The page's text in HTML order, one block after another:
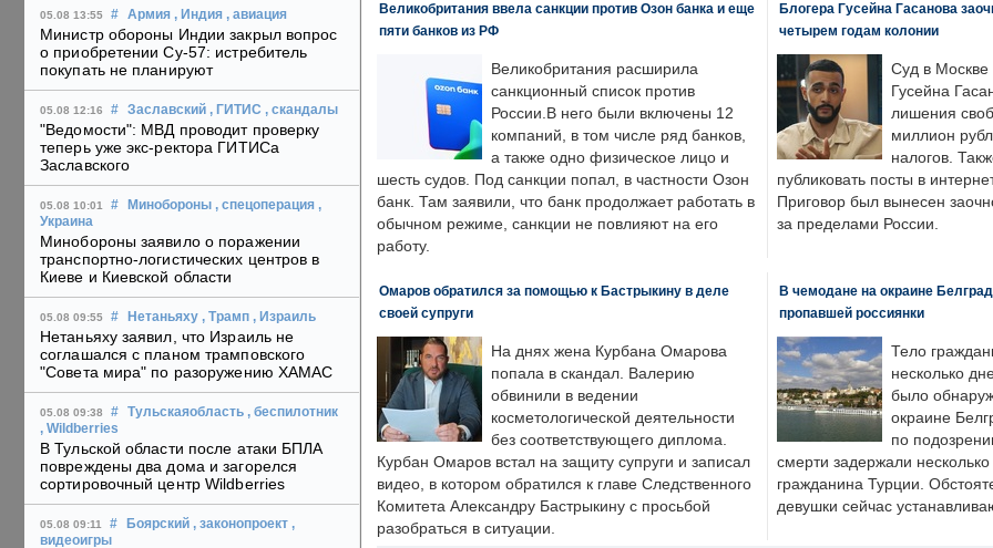
05.08 13:55 # Армия , Индия , авиация
Министр обороны Индии закрыл вопрос
о приобретении Су-57: истребитель
покупать не планируют
05.08 12:16 # Заславский , ГИТИС , скандалы
"Ведомости": МВД проводит проверку
теперь уже экс-ректора ГИТИСа
Заславского
05.08 10:01 # Минобороны , спецоперация ,
Украина
Минобороны заявило о поражении
транспортно-логистических центров в
Киеве и Киевской области
05.08 09:55 # Нетаньяху , Трамп , Израиль
Нетаньяху заявил, что Израиль не
соглашался с планом трамповского
"Совета мира" по разоружению ХАМАС
05.08 09:38 # Тульскаяобласть , беспилотник
, Wildberries
В Тульской области после атаки БПЛА
повреждены два дома и загорелся
сортировочный центр Wildberries
05.08 09:11 # Боярский , законопроект ,
видеоигры
Великобритания ввела санкции против Озон банка и еще
пяти банков из РФ
Великобритания расширила
санкционный список против
России.В него были включены 12
компаний, в том числе ряд банков,
а также одно физическое лицо и
шесть судов. Под санкции попал, в частности Озон
банк. Там заявили, что банк продолжает работать в
обычном режиме, санкции не повлияют на его
работу.
Блогера Гусейна Гасанова
четырем годам колонии
Суд в Москве
Гусейна
лишения
миллион
налогов.
публиковать посты в
Приговор был вынесен
за пределами России.
Омаров обратился за помощью к Бастрыкину в деле
своей супруги
На днях жена Курбана Омарова
попала в скандал. Валерию
обвинили в ведении
косметологической деятельности
без соответствующего диплома.
Курбан Омаров встал на защиту супруги и записал
видео, в котором обратился к главе Следственного
Комитета Александру Бастрыкину с просьбой
разобраться в ситуации.
В чемодане на окраине
пропавшей россиянки
Тело
несколько
было
окраине
по
смерти задержали
гражданина Турции.
девушки сейчас